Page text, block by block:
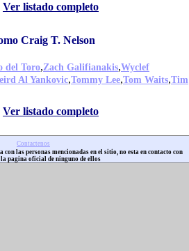
Ver listado completo
Craig T. Nelson
del Toro,Zach Galifianakis,Wyclef
Al Yankovic,Tommy Lee,Tom Waits,Tim
Ver listado completo
Contactenos
las personas mencionadas en el sitio, no esta en contacto con
la pagina oficial de ninguno de ellos